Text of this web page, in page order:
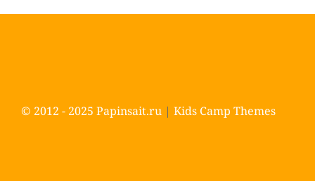
© 2012 - 2025 Papinsait.ru | Kids Camp Themes